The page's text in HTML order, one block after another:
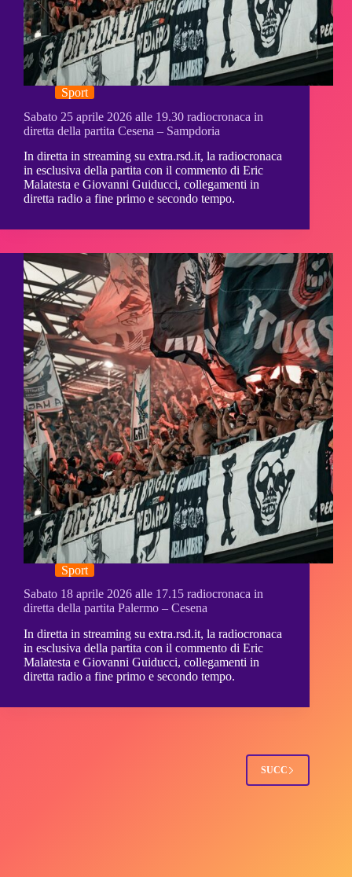
Sport
Sabato 25 aprile 2026 alle 19.30 radiocronaca in
diretta della partita Cesena – Sampdoria
In diretta in streaming su extra.rsd.it, la radiocronaca
in esclusiva della partita con il commento di Eric
Malatesta e Giovanni Guiducci, collegamenti in
diretta radio a fine primo e secondo tempo.
Sport
Sabato 18 aprile 2026 alle 17.15 radiocronaca in
diretta della partita Palermo – Cesena
In diretta in streaming su extra.rsd.it, la radiocronaca
in esclusiva della partita con il commento di Eric
Malatesta e Giovanni Guiducci, collegamenti in
diretta radio a fine primo e secondo tempo.
SUCC